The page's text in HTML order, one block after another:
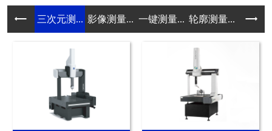
三次元测... 影像测量... 一键测量... 轮廓测量... 真圆